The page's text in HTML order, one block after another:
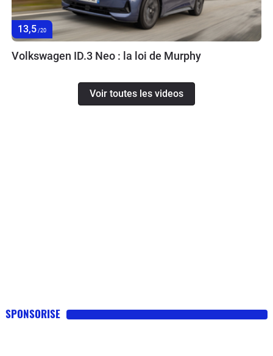
13,5 /20
Volkswagen ID.3 Neo : la loi de Murphy
Voir toutes les videos
SPONSORISE